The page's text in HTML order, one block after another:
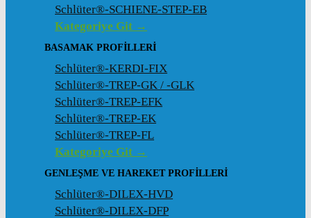
Schlüter®-SCHIENE-STEP-EB
Kategoriye Git →
BASAMAK PROFILLERI
Schlüter®-KERDI-FIX
Schlüter®-TREP-GK / -GLK
Schlüter®-TREP-EFK
Schlüter®-TREP-EK
Schlüter®-TREP-FL
Kategoriye Git →
GENLEŞME VE HAREKET PROFILLERI
Schlüter®-DILEX-HVD
Schlüter®-DILEX-DFP